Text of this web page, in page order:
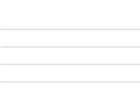
01 i
03 i
05 i